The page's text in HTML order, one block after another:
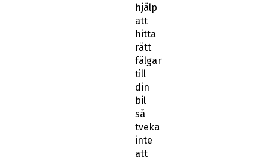
hjälp
att
hitta
rätt
fälgar
till
din
bil
så
tveka
inte
att